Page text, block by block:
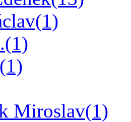
(1)
(1)
(1)
Miroslav(1)